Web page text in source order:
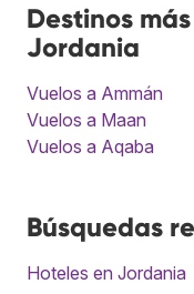
Destinos
Jordania
Vuelos a Ammán
Vuelos a Maan
Vuelos a Aqaba
Búsquedas
Hoteles en Jordania